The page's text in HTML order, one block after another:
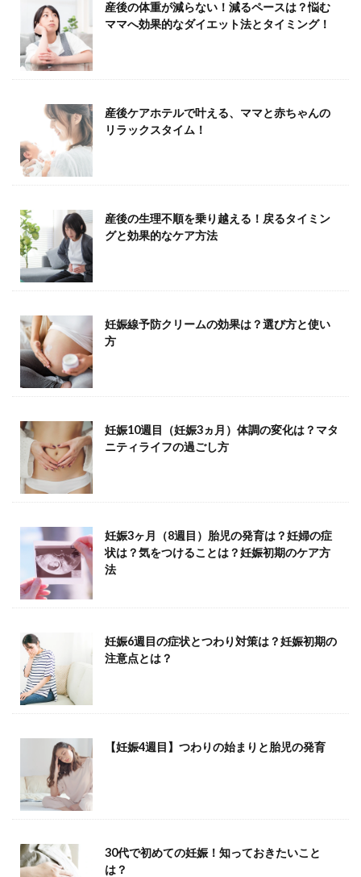
産後の体重が減らない！減るペースは？悩む
ママへ効果的なダイエット法とタイミング！
産後ケアホテルで叶える、ママと赤ちゃんの
リラックスタイム！
産後の生理不順を乗り越える！戻るタイミン
グと効果的なケア方法
妊娠線予防クリームの効果は？選び方と使い
方
妊娠10週目（妊娠3ヵ月）体調の変化は？マタ
ニティライフの過ごし方
妊娠3ヶ月（8週目）胎児の発育は？妊婦の症
状は？気をつけることは？妊娠初期のケア方
法
妊娠6週目の症状とつわり対策は？妊娠初期の
注意点とは？
【妊娠4週目】つわりの始まりと胎児の発育
30代で初めての妊娠！知っておきたいこと
は？